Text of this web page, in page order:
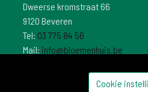
Dweerse kromstraat 66
9120 Beveren
Tel: 03 775 84 56
Mail: info@bloemenhuis.be
Cookie